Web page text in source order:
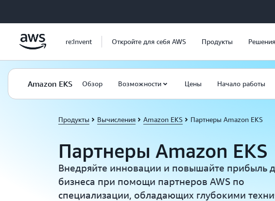
re:Invent Откройте для себя AWS Продукты Решения
Amazon EKS Обзор Возможности Цены Начало работы
Продукты Вычисления Amazon EKS Партнеры Amazon EKS
Партнеры Amazon EKS
Внедряйте инновации и повышайте прибыль
бизнеса при помощи партнеров AWS по
специализации, обладающих глубокими